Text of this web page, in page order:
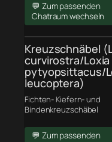
💬 Zum passenden
Chatraum wechseln
Kreuzschnäbel
curvirostra/Loxia
pytyopsittacus/
leucoptera)
Fichten- Kiefern- und
Bindenkreuzschäbel
💬 Zum passenden